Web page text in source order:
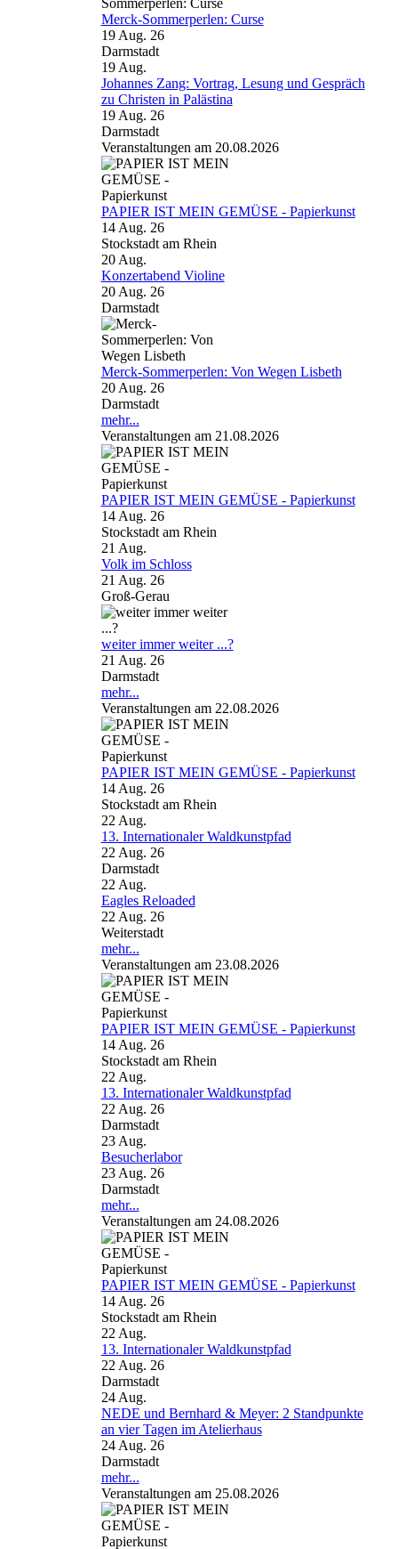
Merck-Sommerperlen: Curse
19 Aug. 26
Darmstadt
19 Aug.
Johannes Zang: Vortrag, Lesung und Gespräch
zu Christen in Palästina
19 Aug. 26
Darmstadt
Veranstaltungen am 20.08.2026
PAPIER IST MEIN GEMÜSE - Papierkunst
14 Aug. 26
Stockstadt am Rhein
20 Aug.
Konzertabend Violine
20 Aug. 26
Darmstadt
Merck-Sommerperlen: Von Wegen Lisbeth
20 Aug. 26
Darmstadt
mehr...
Veranstaltungen am 21.08.2026
PAPIER IST MEIN GEMÜSE - Papierkunst
14 Aug. 26
Stockstadt am Rhein
21 Aug.
Volk im Schloss
21 Aug. 26
Groß-Gerau
weiter immer weiter ...?
21 Aug. 26
Darmstadt
mehr...
Veranstaltungen am 22.08.2026
PAPIER IST MEIN GEMÜSE - Papierkunst
14 Aug. 26
Stockstadt am Rhein
22 Aug.
13. Internationaler Waldkunstpfad
22 Aug. 26
Darmstadt
22 Aug.
Eagles Reloaded
22 Aug. 26
Weiterstadt
mehr...
Veranstaltungen am 23.08.2026
PAPIER IST MEIN GEMÜSE - Papierkunst
14 Aug. 26
Stockstadt am Rhein
22 Aug.
13. Internationaler Waldkunstpfad
22 Aug. 26
Darmstadt
23 Aug.
Besucherlabor
23 Aug. 26
Darmstadt
mehr...
Veranstaltungen am 24.08.2026
PAPIER IST MEIN GEMÜSE - Papierkunst
14 Aug. 26
Stockstadt am Rhein
22 Aug.
13. Internationaler Waldkunstpfad
22 Aug. 26
Darmstadt
24 Aug.
NEDE und Bernhard & Meyer: 2 Standpunkte
an vier Tagen im Atelierhaus
24 Aug. 26
Darmstadt
mehr...
Veranstaltungen am 25.08.2026